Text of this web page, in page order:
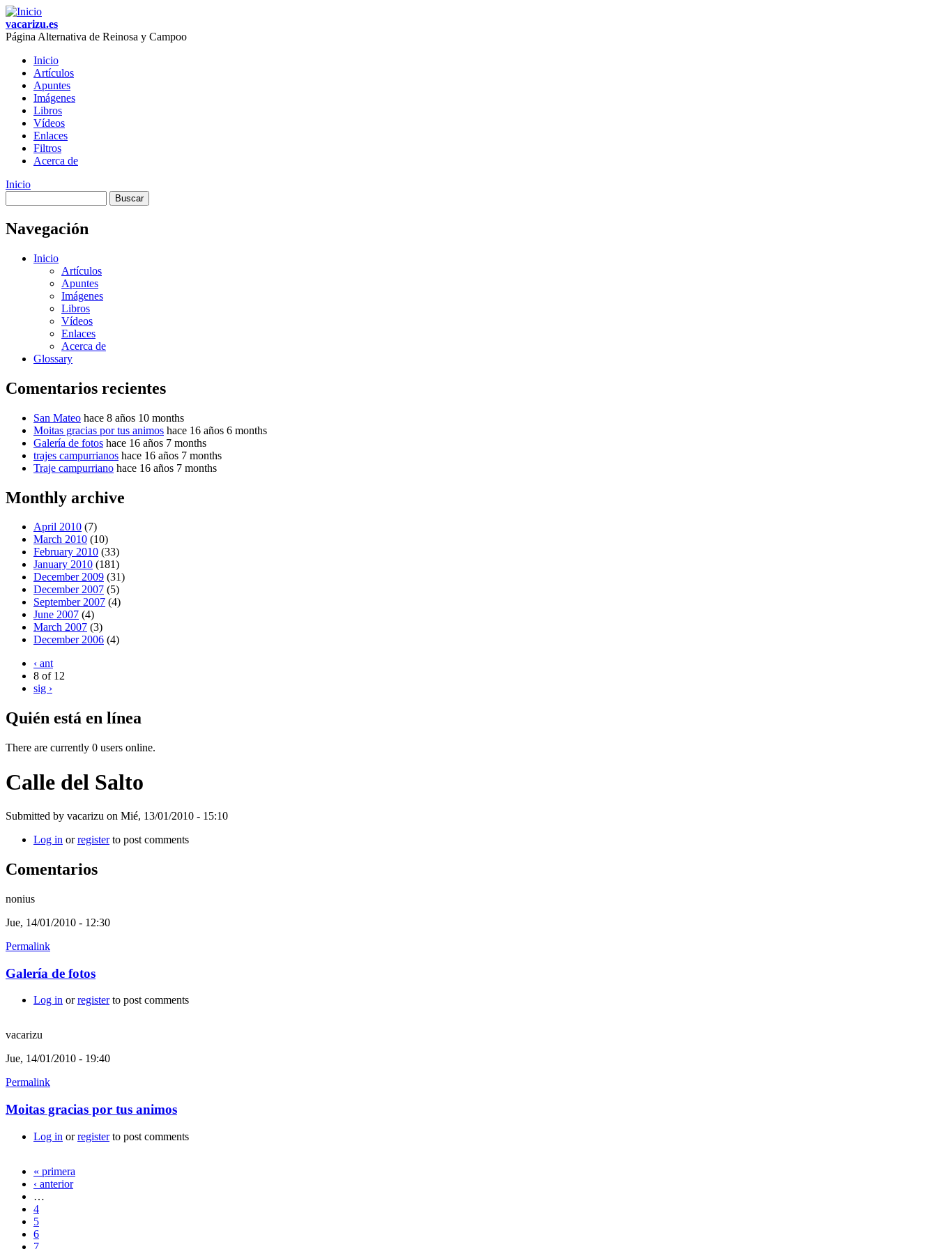
Skip to main content
vacarizu.es
Página Alternativa de Reinosa y Campoo
Main menu
Inicio
Artículos
Apuntes
Imágenes
Libros
Vídeos
Enlaces
Filtros
Acerca de
You are here
Inicio
Navegación
Inicio
Artículos
Apuntes
Imágenes
Libros
Vídeos
Enlaces
Acerca de
Glossary
Comentarios recientes
San Mateo hace 8 años 10 months
Moitas gracias por tus animos hace 16 años 6 months
Galería de fotos hace 16 años 7 months
trajes campurrianos hace 16 años 7 months
Traje campurriano hace 16 años 7 months
Monthly archive
April 2010 (7)
March 2010 (10)
February 2010 (33)
January 2010 (181)
December 2009 (31)
December 2007 (5)
September 2007 (4)
June 2007 (4)
March 2007 (3)
December 2006 (4)
‹ ant
8 of 12
sig ›
Quién está en línea
There are currently 0 users online.
Calle del Salto
Submitted by vacarizu on Mié, 13/01/2010 - 15:10
Log in orregisterto post comments
Comentarios
nonius
Jue, 14/01/2010 - 12:30
Permalink
Galería de fotos
Log in orregisterto post comments
vacarizu
Jue, 14/01/2010 - 19:40
Permalink
Moitas gracias por tus animos
Log in orregisterto post comments
Páginas
« primera
‹ anterior
…
4
5
6
7